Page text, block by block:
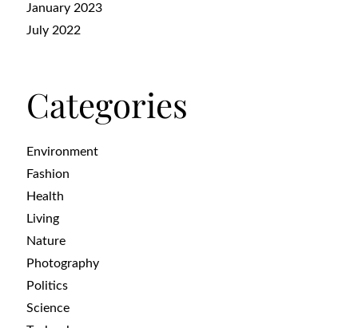
January 2023
July 2022
Categories
Environment
Fashion
Health
Living
Nature
Photography
Politics
Science